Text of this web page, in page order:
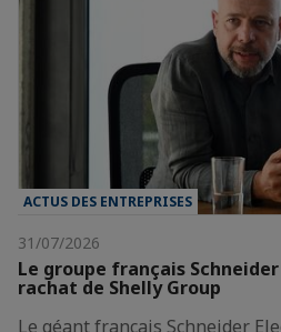
ACTUS DES ENTREPRISES
31/07/2026
Le groupe français
rachat de Shelly Group
Le géant français Schneider